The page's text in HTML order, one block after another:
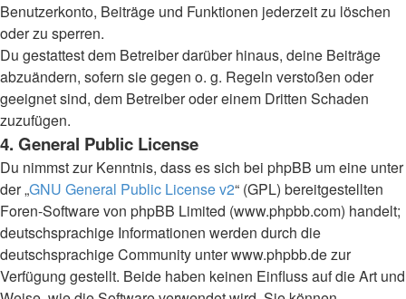
Benutzerkonto, Beiträge und Funktionen jederzeit zu löschen
oder zu sperren.
Du gestattest dem Betreiber darüber hinaus, deine Beiträge
abzuändern, sofern sie gegen o. g. Regeln verstoßen oder
geeignet sind, dem Betreiber oder einem Dritten Schaden
zuzufügen.
4. General Public License
Du nimmst zur Kenntnis, dass es sich bei phpBB um eine unter
der „GNU General Public License v2“ (GPL) bereitgestellten
Foren-Software von phpBB Limited (www.phpbb.com) handelt;
deutschsprachige Informationen werden durch die
deutschsprachige Community unter www.phpbb.de zur
Verfügung gestellt. Beide haben keinen Einfluss auf die Art und